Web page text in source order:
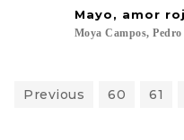
Mayo, amor
Moya Campos, Pedro
Previous 60 61